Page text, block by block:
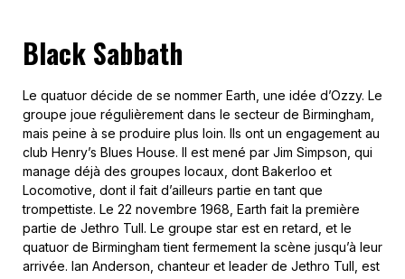
Black Sabbath
Le quatuor décide de se nommer Earth, une idée d’Ozzy. Le
groupe joue régulièrement dans le secteur de Birmingham,
mais peine à se produire plus loin. Ils ont un engagement au
club Henry’s Blues House. Il est mené par Jim Simpson, qui
manage déjà des groupes locaux, dont Bakerloo et
Locomotive, dont il fait d’ailleurs partie en tant que
trompettiste. Le 22 novembre 1968, Earth fait la première
partie de Jethro Tull. Le groupe star est en retard, et le
quatuor de Birmingham tient fermement la scène jusqu’à leur
arrivée. Ian Anderson, chanteur et leader de Jethro Tull, est